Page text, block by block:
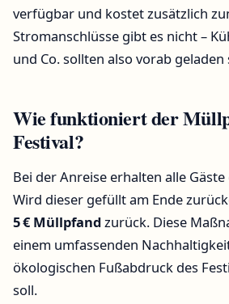
verfügbar und kostet zusätzlich
Stromanschlüsse gibt es nicht –
und Co. sollten also vorab geladen
Wie funktioniert der
Festival?
Bei der Anreise erhalten alle
Wird dieser gefüllt am Ende
5 € Müllpfandzurück. Diese
einem umfassenden
ökologischen Fußabdruck des
soll.